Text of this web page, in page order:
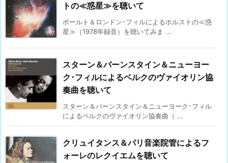
トの≪惑星≫を聴いて
ボールト＆ロンドン･フィルによるホルストの≪惑
星≫（1978年録音）を聴いてみま ...
スターン＆バーンスタイン＆ニューヨー
ク･フィルによるベルクのヴァイオリン協
奏曲を聴いて
スターン＆バーンスタイン＆ニューヨーク･フィル
によるベルクのヴァイオリン協奏曲（ ...
クリュイタンス＆パリ音楽院管によるフ
ォーレのレクイエムを聴いて